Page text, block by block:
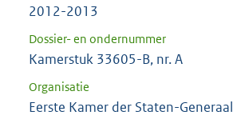
2012-2013
Dossier- en ondernummer
Kamerstuk 33605-B, nr. A
Organisatie
Eerste Kamer der Staten-Generaal